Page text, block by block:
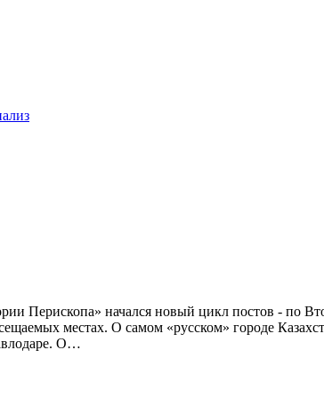
Перископа» начался новый цикл постов - по
местах. О самом «русском» городе
О…